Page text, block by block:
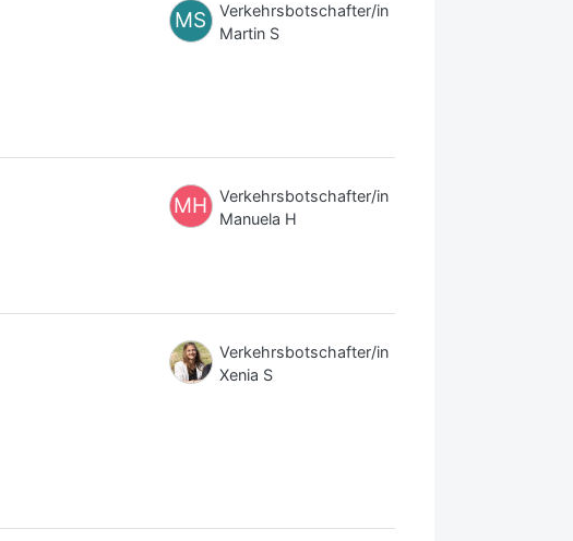
MS
Verkehrsbotschafter/in
Martin S
MH
Verkehrsbotschafter/in
Manuela H
Verkehrsbotschafter/in
Xenia S